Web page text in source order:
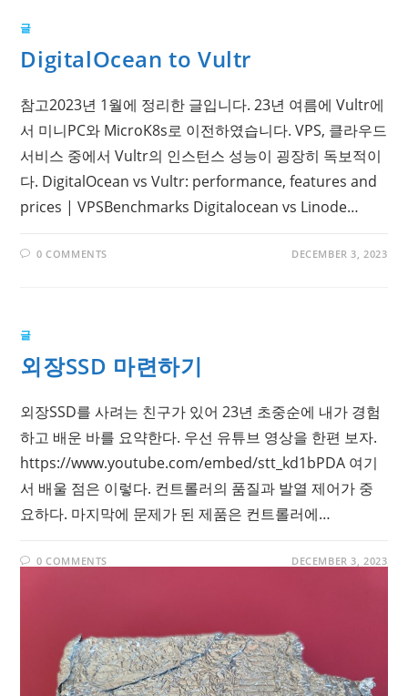
글
DigitalOcean to Vultr
참고2023년 1월에 정리한 글입니다. 23년 여름에 Vultr에
서 미니PC와 MicroK8s로 이전하였습니다. VPS, 클라우드
서비스 중에서 Vultr의 인스턴스 성능이 굉장히 독보적이
다. DigitalOcean vs Vultr: performance, features and
prices | VPSBenchmarks Digitalocean vs Linode…
0 COMMENTS DECEMBER 3, 2023
글
외장SSD 마련하기
외장SSD를 사려는 친구가 있어 23년 초중순에 내가 경험
하고 배운 바를 요약한다. 우선 유튜브 영상을 한편 보자.
https://www.youtube.com/embed/stt_kd1bPDA 여기
서 배울 점은 이렇다. 컨트롤러의 품질과 발열 제어가 중
요하다. 마지막에 문제가 된 제품은 컨트롤러에…
0 COMMENTS DECEMBER 3, 2023